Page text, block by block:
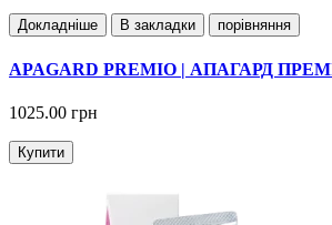
Докладнiше В закладки порівняння
APAGARD PREMIO | АПАГАРД
1025.00 грн
Купити